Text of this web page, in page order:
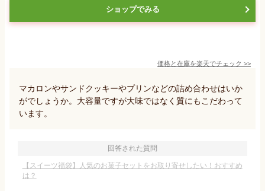
ショップでみる
価格と在庫を楽天でチェック >>
マカロンやサンドクッキーやプリンなどの詰め合わせはいか
がでしょうか。大容量ですが大味ではなく質にもこだわって
います。
回答された質問
【スイーツ福袋】人気のお菓子セットをお取り寄せしたい！おすすめ
は？